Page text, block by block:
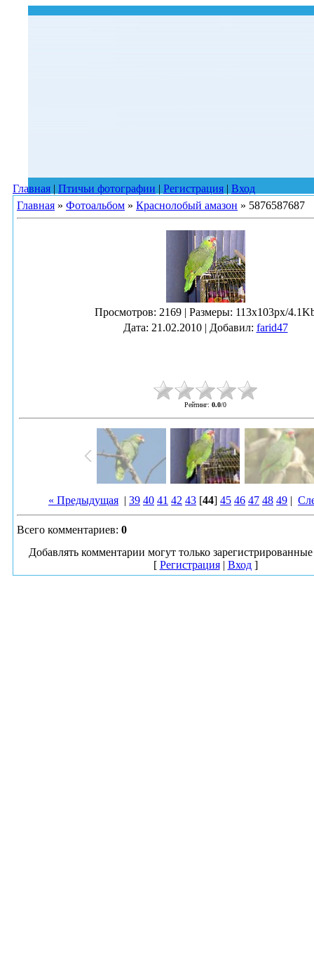
Главная | Птичьи фотографии | Регистрация | Вход
Главная » Фотоальбом » Краснолобый амазон » 5876587687
Просмотров: 2169 | Размеры: 113x103px/
Дата: 21.02.2010 | Добавил: farid47
Рейтинг: 0.0/0
« Предыдущая | 39 40 41 42 43 [44] 45 46 47 48 49 |
Всего комментариев: 0
Добавлять комментарии могут только
[ Регистрация| Вход]